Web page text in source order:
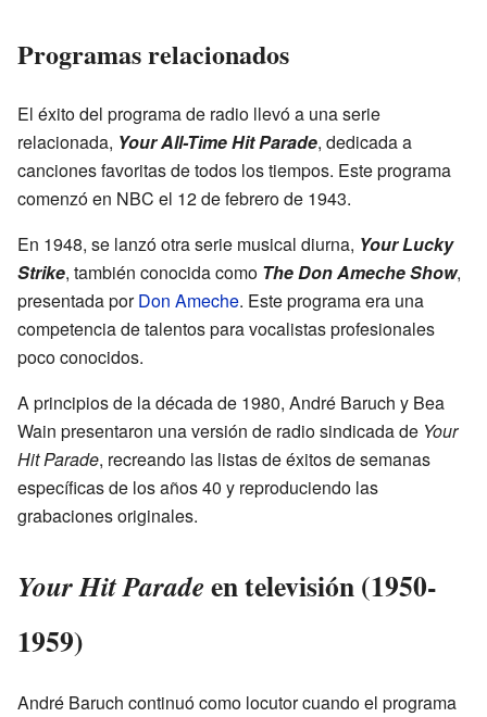
Programas relacionados
El éxito del programa de radio llevó a una serie
relacionada, Your All-Time Hit Parade, dedicada a
canciones favoritas de todos los tiempos. Este programa
comenzó en NBC el 12 de febrero de 1943.
En 1948, se lanzó otra serie musical diurna, Your Lucky
Strike, también conocida como The Don Ameche Show,
presentada porDon Ameche. Este programa era una
competencia de talentos para vocalistas profesionales
poco conocidos.
A principios de la década de 1980, André Baruch y Bea
Wain presentaron una versión de radio sindicada de Your
Hit Parade, recreando las listas de éxitos de semanas
específicas de los años 40 y reproduciendo las
grabaciones originales.
Your Hit Paradeen televisión (1950-
1959)
André Baruch continuó como locutor cuando el programa